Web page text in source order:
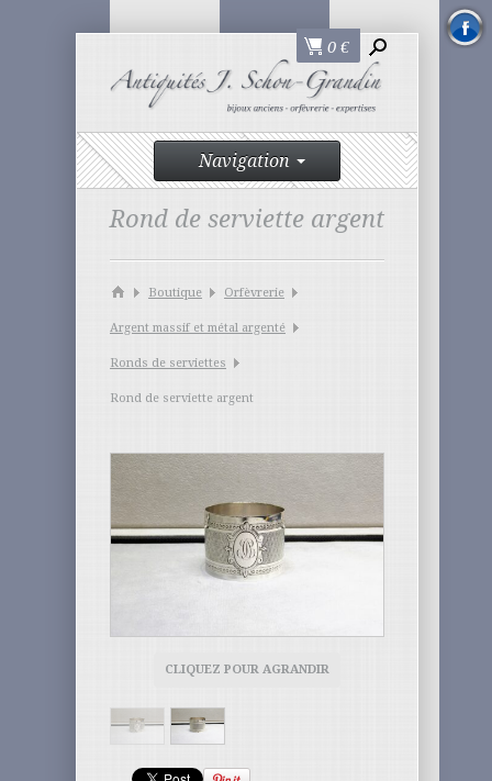
0 €
Navigation
Rond de serviette argent
Boutique Orfèvrerie
Argent massif et métal argenté
Ronds de serviettes
Rond de serviette argent
CLIQUEZ POUR AGRANDIR